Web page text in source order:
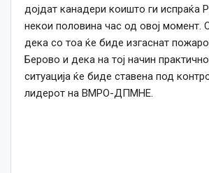
дојдат канадери коишто ги испраќа
некои половина час од овој момент.
дека со тоа ќе биде изгаснат
Берово и дека на тој начин
ситуација ќе биде ставена под
лидерот на ВМРО-ДПМНЕ.